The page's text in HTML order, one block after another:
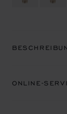
ONLINE-